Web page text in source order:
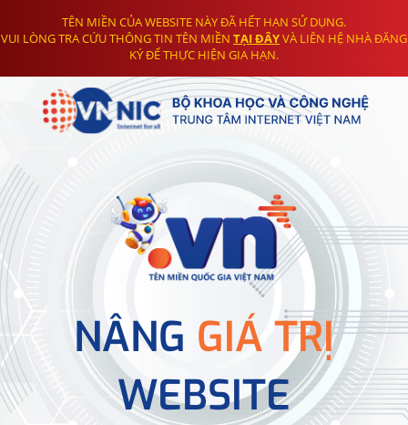
TÊN MIỀN CỦA WEBSITE NÀY ĐÃ HẾT HẠN SỬ DỤNG.
VUI LÒNG TRA CỨU THÔNG TIN TÊN MIỀN TẠI ĐÂYVÀ LIÊN HỆ NHÀ ĐĂNG
KÝ ĐỂ THỰC HIỆN GIA HẠN.
NÂNG GIÁ TRỊ
WEBSITE